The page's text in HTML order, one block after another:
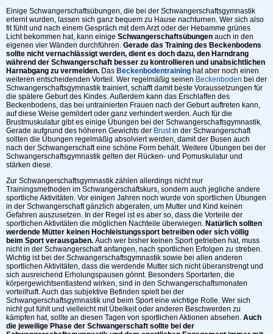
Einige Schwangerschaftsübungen, die bei der Schwangerschaftsgymnastik
erlernt wurden, lassen sich ganz bequem zu Hause nachturnen. Wer sich also
fit fühlt und nach einem Gespräch mit dem Arzt oder der Hebamme grünes
Licht bekommen hat, kann einige Schwangerschaftsübungen auch in den
eigenen vier Wänden durchführen. Gerade das Training des Beckenbodens
sollte nicht vernachlässigt werden, dient es doch dazu, den Harndrang
während der Schwangerschaft besser zu kontrollieren und unabsichtlichen
Harnabgang zu vermeiden. Das Beckenbodentraining hat aber noch einen
weiteren entscheidenden Vorteil. Wer regelmäßig seinen Beckenboden bei der
Schwangerschaftsgymnastik trainiert, schafft damit beste Voraussetzungen für
die spätere Geburt des Kindes. Außerdem kann das Erschlaffen des
Beckenbodens, das bei untrainierten Frauen nach der Geburt auftreten kann,
auf diese Weise gemildert oder ganz verhindert werden. Auch für die
Brustmuskulatur gibt es einige Übungen bei der Schwangerschaftsgymnastik.
Gerade aufgrund des höheren Gewichts der Brustin der Schwangerschaft
sollten die Übungen regelmäßig absolviert werden, damit der Busen auch
nach der Schwangerschaft eine schöne Form behält. Weitere Übungen bei der
Schwangerschaftsgymnastik gelten der Rücken- und Pomuskulatur und
stärken diese.
Zur Schwangerschaftsgymnastik zählen allerdings nicht nur
Trainingsmethoden im Schwangerschaftskurs, sondern auch jegliche andere
sportliche Aktivitäten. Vor einigen Jahren noch wurde von sportlichen Übungen
in der Schwangerschaft gänzlich abgeraten, um Mutter und Kind keinen
Gefahren auszusetzen. In der Regel ist es aber so, dass die Vorteile der
sportlichen Aktivitäten die möglichen Nachteile überwiegen. Natürlich sollten
werdende Mütter keinen Hochleistungssport betreiben oder sich völlig
beim Sport verausgaben. Auch wer bisher keinen Sport getrieben hat, muss
nicht in der Schwangerschaft anfangen, nach sportlichen Erfolgen zu streben.
Wichtig ist bei der Schwangerschaftsgymnastik sowie bei allen anderen
sportlichen Aktivitäten, dass die werdende Mutter sich nicht überanstrengt und
sich ausreichend Erholungspausen gönnt. Besonders Sportarten, die
körpergewichtsentlastend wirken, sind in den Schwangerschaftsmonaten
vorteilhaft. Auch das subjektive Befinden spielt bei der
Schwangerschaftsgymnastik und beim Sport eine wichtige Rolle. Wer sich
nicht gut fühlt und vielleicht mit Übelkeit oder anderen Beschwerden zu
kämpfen hat, sollte an diesen Tagen von sportlichen Aktionen absehen. Auch
die jeweilige Phase der Schwangerschaft sollte bei der